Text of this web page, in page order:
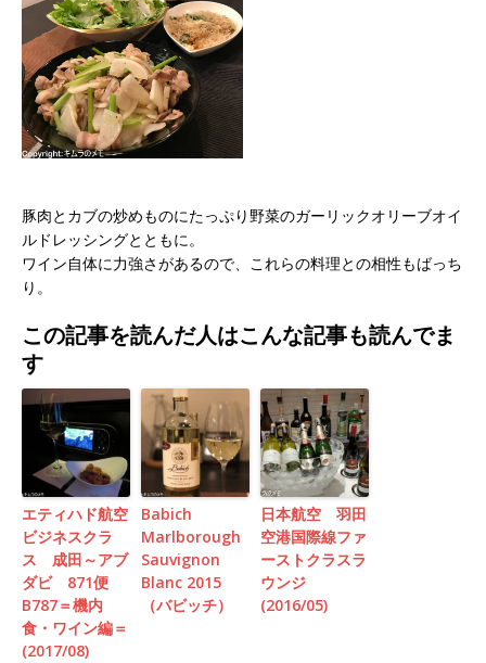
豚肉とカブの炒めものにたっぷり野菜のガーリックオリーブオイ
ルドレッシングとともに。
ワイン自体に力強さがあるので、これらの料理との相性もばっち
り。
この記事を読んだ人はこんな記事も読んでま
す
エティハド航空
ビジネスクラ
ス 成田～アブ
ダビ 871便
B787＝機内
食・ワイン編＝
(2017/08)
Babich
Marlborough
Sauvignon
Blanc 2015
（バビッチ）
日本航空 羽田
空港国際線ファ
ーストクラスラ
ウンジ
(2016/05)